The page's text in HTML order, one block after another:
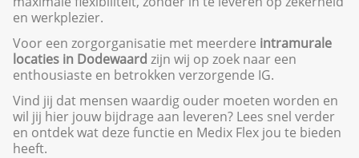
en werkplezier.
Voor een zorgorganisatie met meerdere intramurale
locaties in Dodewaard zijn wij op zoek naar een
enthousiaste en betrokken verzorgende IG.
Vind jij dat mensen waardig ouder moeten worden en
wil jij hier jouw bijdrage aan leveren? Lees snel verder
en ontdek wat deze functie en Medix Flex jou te bieden
heeft.